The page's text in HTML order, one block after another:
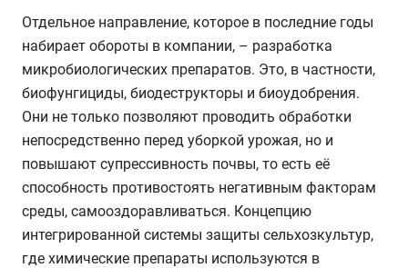
Отдельное направление, которое в последние годы
набирает обороты в компании, – разработка
микробиологических препаратов. Это, в частности,
биофунгициды, биодеструкторы и биоудобрения.
Они не только позволяют проводить обработки
непосредственно перед уборкой урожая, но и
повышают супрессивность почвы, то есть её
способность противостоять негативным факторам
среды, самооздоравливаться. Концепцию
интегрированной системы защиты сельхозкультур,
где химические препараты используются в